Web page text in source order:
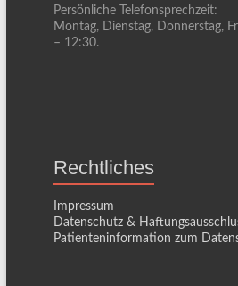
Persönliche Telefonsprechzeit:
Montag, Dienstag, Donnerstag,
– 12:30.
Rechtliches
Impressum
Datenschutz &
Patienteninformation zum